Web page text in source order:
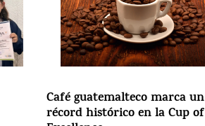
Café guatemalteco marca un
récord histórico en la Cup of